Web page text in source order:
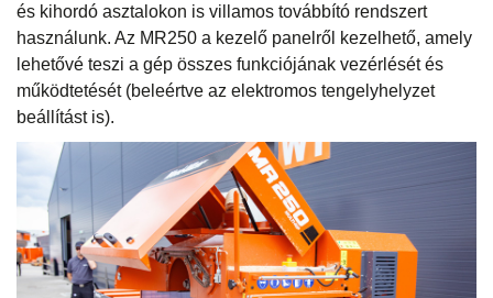
és kihordó asztalokon is villamos továbbító rendszert
használunk. Az MR250 a kezelő panelről kezelhető, amely
lehetővé teszi a gép összes funkciójának vezérlését és
működtetését (beleértve az elektromos tengelyhelyzet
beállítást is).